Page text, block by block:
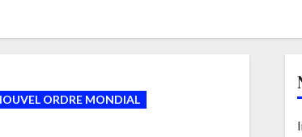
ORDRE MONDIAL